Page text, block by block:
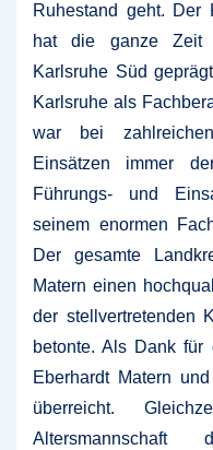
Ruhestand geht. Der
hat die ganze Zeit
Karlsruhe Süd
Karlsruhe als
war bei
Einsätzen immer
Führungs- und
seinem enormen
Der gesamte
Matern einen
der stellvertretenden
betonte. Als Dank für
Eberhardt Matern
überreicht.